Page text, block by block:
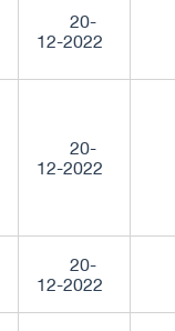
20-
12-2022
20-
12-2022
20-
12-2022